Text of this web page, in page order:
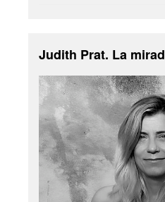
Judith Prat. La